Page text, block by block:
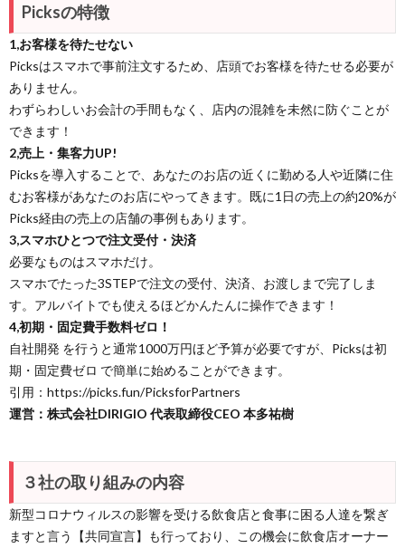
Picksの特徴
1,お客様を待たせない
Picksはスマホで事前注文するため、店頭でお客様を待たせる必要が
ありません。
わずらわしいお会計の手間もなく、店内の混雑を未然に防ぐことが
できます！
2,売上・集客力UP!
Picksを導入することで、あなたのお店の近くに勤める人や近隣に住
むお客様があなたのお店にやってきます。既に1日の売上の約20%が
Picks経由の売上の店舗の事例もあります。
3,スマホひとつで注文受付・決済
必要なものはスマホだけ。
スマホでたった3STEPで注文の受付、決済、お渡しまで完了しま
す。アルバイトでも使えるほどかんたんに操作できます！
4,初期・固定費手数料ゼロ！
自社開発 を行うと通常1000万円ほど予算が必要ですが、Picksは初
期・固定費ゼロ で簡単に始めることができます。
引用：https://picks.fun/PicksforPartners
運営：株式会社DIRIGIO 代表取締役CEO 本多祐樹
３社の取り組みの内容
新型コロナウィルスの影響を受ける飲食店と食事に困る人達を繋ぎ
ますと言う【共同宣言】も行っており、この機会に飲食店オーナー